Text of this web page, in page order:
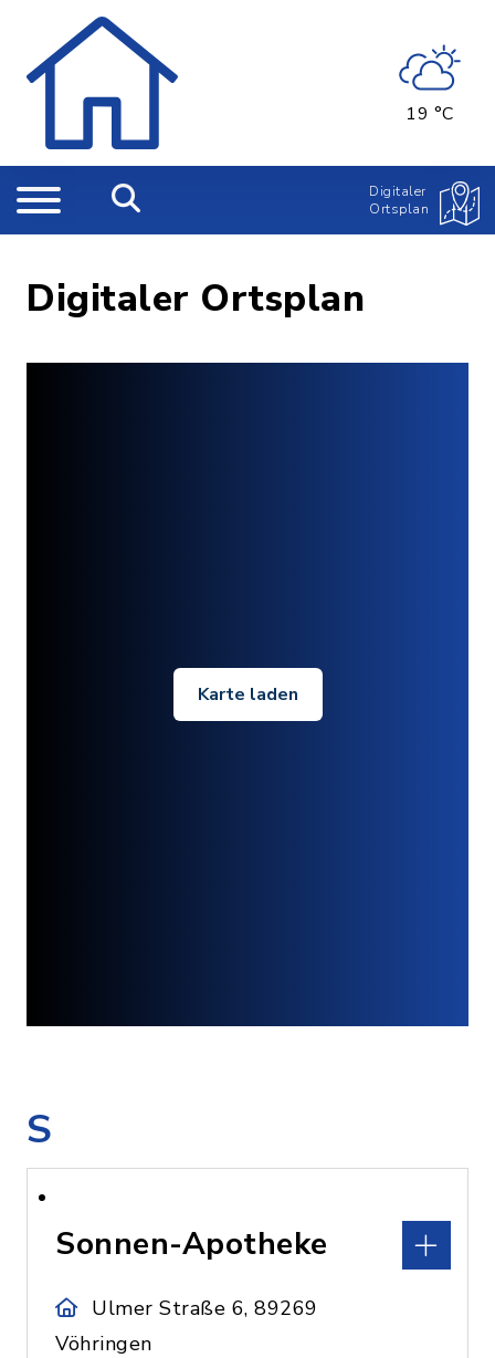
19 °C
Digitaler
Ortsplan
Digitaler Ortsplan
Karte laden
S
Sonnen-Apotheke
Ulmer Straße 6, 89269
Vöhringen